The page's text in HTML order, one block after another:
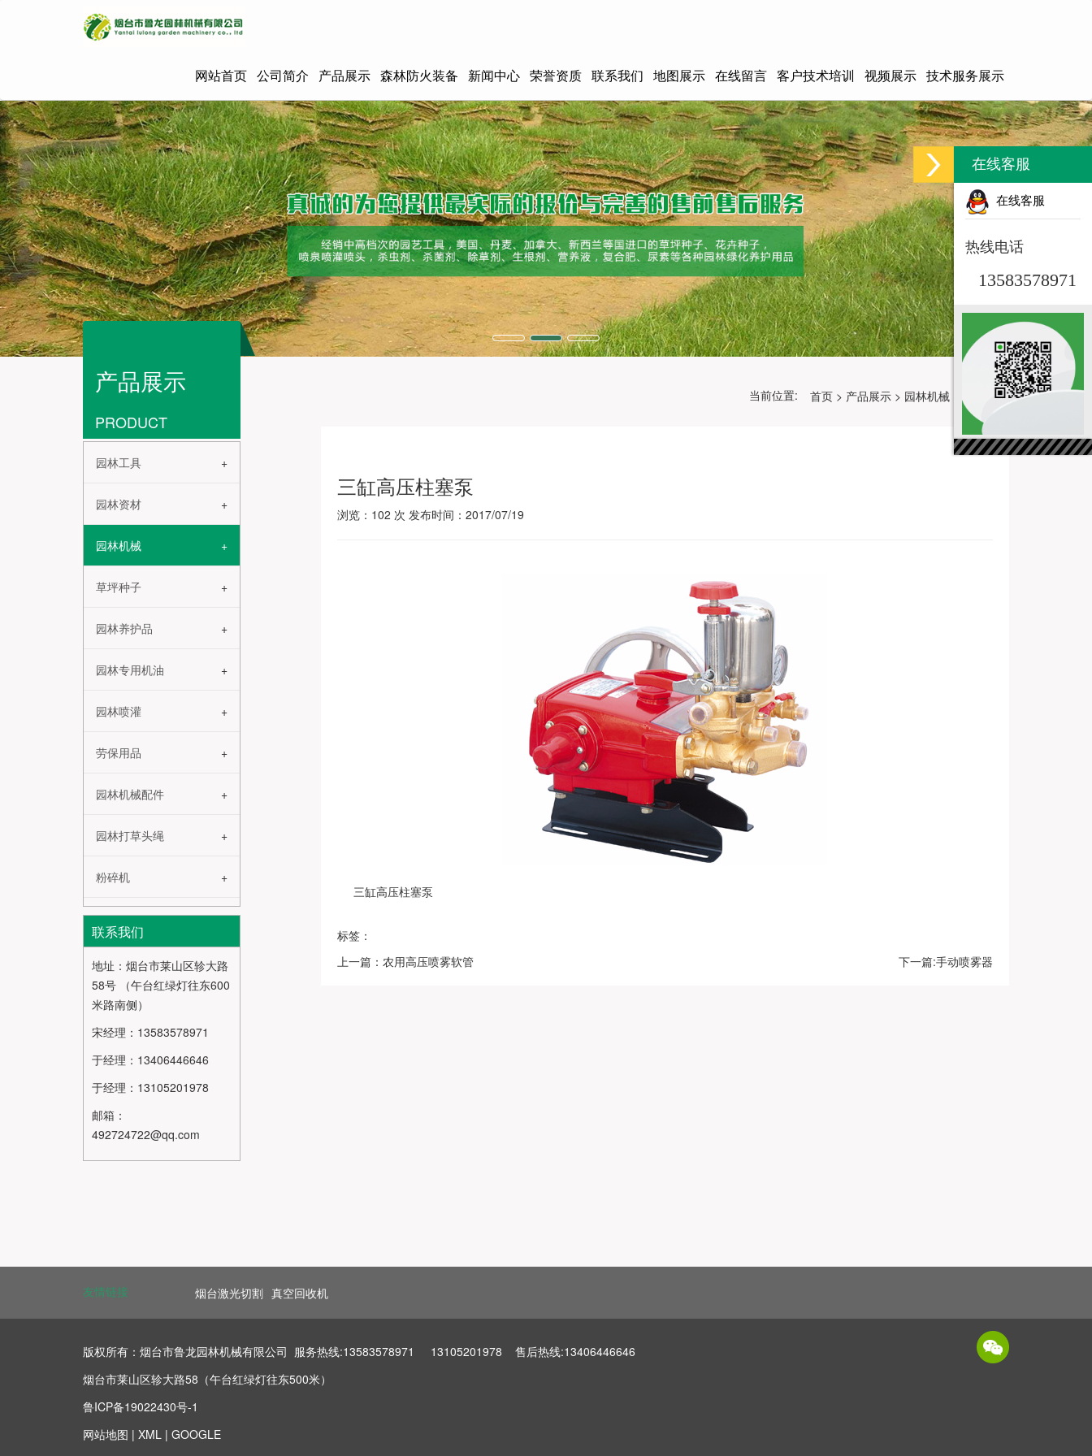
网站首页 公司简介 产品展示 森林防火装备 新闻中心 荣誉资质 联系我们 地图展示 在线留言 客户技术培训 视频展示 技术服务展示
当前位置: 首页 > 产品展示 > 园林机械 > 打药机
产品展示
PRODUCT
园林工具
园林资材
园林机械
草坪种子
园林养护品
园林专用机油
园林喷灌
劳保用品
园林机械配件
园林打草头绳
粉碎机
联系我们
地址：烟台市莱山区轸大路
58号 （午台红绿灯往东600
米路南侧）
宋经理：13583578971
于经理：13406446646
于经理：13105201978
邮箱：
492724722@qq.com
三缸高压柱塞泵
浏览： 102 次 发布时间：2017/07/19
三缸高压柱塞泵
标签：
上一篇：农用高压喷雾软管
下一篇:手动喷雾器
友情链接 烟台激光切割 真空回收机
版权所有：烟台市鲁龙园林机械有限公司 服务热线:13583578971 13105201978 售后热线:13406446646
烟台市莱山区轸大路58（午台红绿灯往东500米）
鲁ICP备19022430号-1
网站地图 | XML | GOOGLE
在线客服
在线客服
热线电话
13583578971